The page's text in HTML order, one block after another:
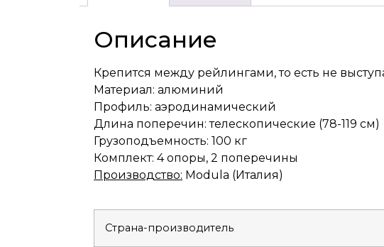
Описание
Крепится между рейлингами, то есть не
Материал: алюминий
Профиль: аэродинамический
Длина поперечин: телескопические (78-119 см)
Грузоподъемность: 100 кг
Комплект: 4 опоры, 2 поперечины
Производство: Modula (Италия)
Страна-производитель